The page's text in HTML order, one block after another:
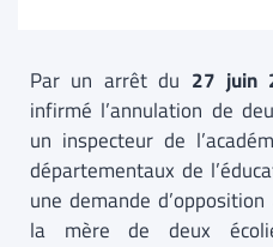
Par un arrêt du 27 juin
infirmé l’annulation de
un inspecteur de
départementaux de
une demande
la mère de deux